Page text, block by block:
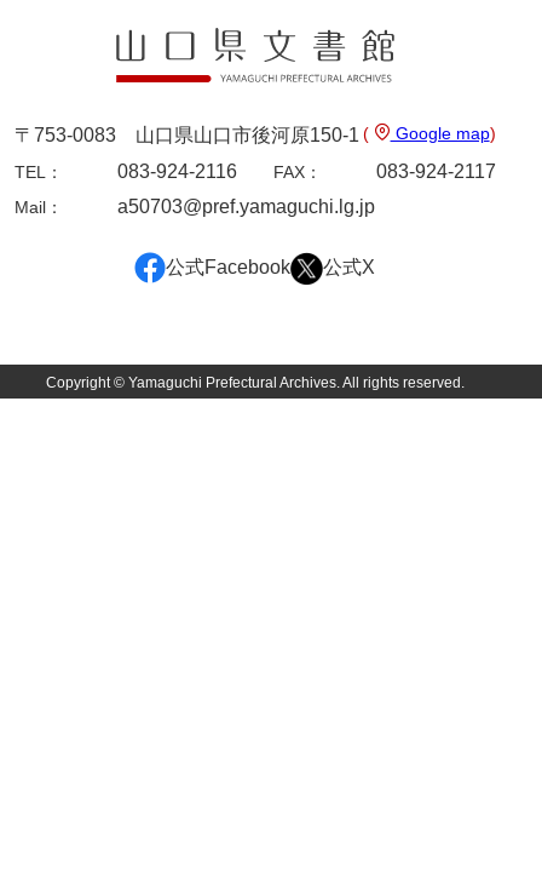
〒753-0083 山口県山口市後河原150-1 ( Google map)
TEL：
083-924-2116 FAX： 083-924-2117
Mail： a50703@pref.yamaguchi.lg.jp
公式Facebook 公式X
Copyright © Yamaguchi Prefectural Archives. All rights reserved.